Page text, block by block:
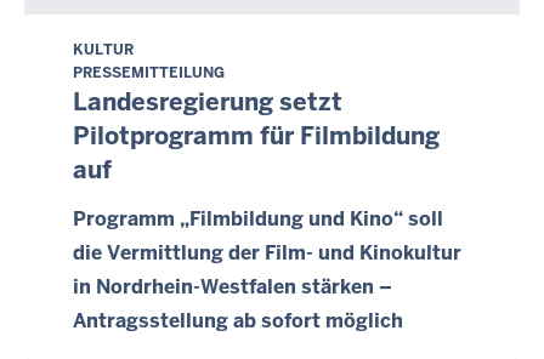
0
.
O
k
b
e
r
2
F
r
e
i
t
a
,
1
5
KULTUR
PRESSEMITTEILUNG
Landesregierung setzt
Pilotprogramm für Filmbildung
auf
Programm „Filmbildung und Kino“ soll
die Vermittlung der Film- und Kinokultur
in Nordrhein-Westfalen stärken –
Antragsstellung ab sofort möglich